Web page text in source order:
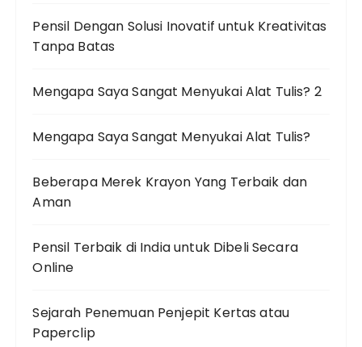
Pensil Dengan Solusi Inovatif untuk Kreativitas
Tanpa Batas
Mengapa Saya Sangat Menyukai Alat Tulis? 2
Mengapa Saya Sangat Menyukai Alat Tulis?
Beberapa Merek Krayon Yang Terbaik dan
Aman
Pensil Terbaik di India untuk Dibeli Secara
Online
Sejarah Penemuan Penjepit Kertas atau
Paperclip